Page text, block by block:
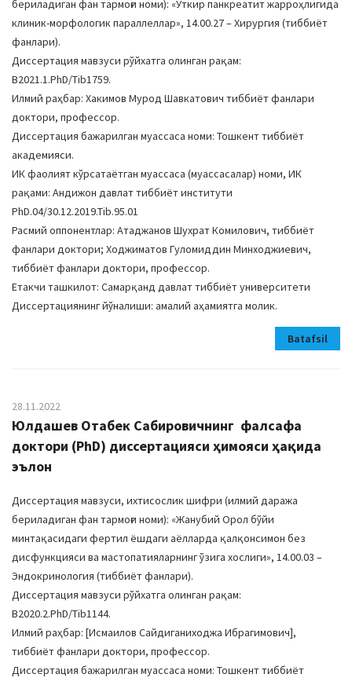
бериладиган фан тармоғи номи): «Ўткир панкреатит жарроҳлигида
клиник-морфологик параллеллар», 14.00.27 – Хирургия (тиббиёт
фанлари).
Диссертация мавзуси рўйхатга олинган рақам:
B2021.1.PhD/Tib1759.
Илмий раҳбар: Хакимов Мурод Шавкатович тиббиёт фанлари
доктори, профессор.
Диссертация бажарилган муассаса номи: Тошкент тиббиёт
академияси.
ИК фаолият кўрсатаётган муассаса (муассасалар) номи, ИК
рақами: Андижон давлат тиббиёт институти
PhD.04/30.12.2019.Tib.95.01
Расмий оппонентлар: Атаджанов Шухрат Комилович, тиббиёт
фанлари доктори; Ходжиматов Гуломиддин Минходжиевич,
тиббиёт фанлари доктори, профессор.
Етакчи ташкилот: Самарқанд давлат тиббиёт университети
Диссертациянинг йўналиши: амалий аҳамиятга молик.
Batafsil
28.11.2022
Юлдашев Отабек Сабировичнинг фалсафа
доктори (PhD) диссертацияси ҳимояси ҳақида
эълон
Диссертация мавзуси, ихтисослик шифри (илмий даража
бериладиган фан тармоғи номи): «Жанубий Орол бўйи
минтақасидаги фертил ёшдаги аёлларда қалқонсимон без
дисфункцияси ва мастопатияларнинг ўзига хослиги», 14.00.03 –
Эндокринология (тиббиёт фанлари).
Диссертация мавзуси рўйхатга олинган рақам:
В2020.2.PhD/Tib1144.
Илмий раҳбар: [Исмаилов Сайдиганиходжа Ибрагимович],
тиббиёт фанлари доктори, профессор.
Диссертация бажарилган муассаса номи: Тошкент тиббиёт